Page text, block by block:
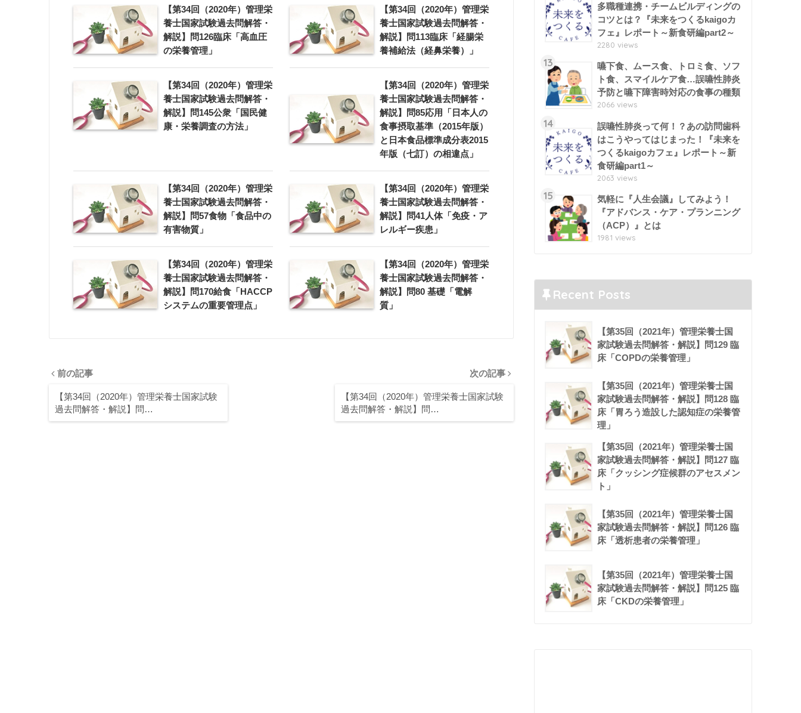
【第34回（2020年）管理栄
養士国家試験過去問解答・
解説】問126臨床「高血圧
の栄養管理」
【第34回（2020年）管理栄
養士国家試験過去問解答・
解説】問113臨床「経腸栄
養補給法（経鼻栄養）」
【第34回（2020年）管理栄
養士国家試験過去問解答・
解説】問145公衆「国民健
康・栄養調査の方法」
【第34回（2020年）管理栄
養士国家試験過去問解答・
解説】問85応用「日本人の
食事摂取基準（2015年版）
と日本食品標準成分表2015
年版（七訂）の相違点」
【第34回（2020年）管理栄
養士国家試験過去問解答・
解説】問57食物「食品中の
有害物質」
【第34回（2020年）管理栄
養士国家試験過去問解答・
解説】問41人体「免疫・ア
レルギー疾患」
【第34回（2020年）管理栄
養士国家試験過去問解答・
解説】問170給食「HACCP
システムの重要管理点」
【第34回（2020年）管理栄
養士国家試験過去問解答・
解説】問80 基礎「電解
質」
前の記事
【第34回（2020年）管理栄養士国家試験
過去問解答・解説】問…
次の記事
【第34回（2020年）管理栄養士国家試験
過去問解答・解説】問…
多職種連携・チームビルディングの
コツとは？『未来をつくるkaigoカ
フェ』レポート～新食研編part2～
2280 views
13
嚥下食、ムース食、トロミ食、ソフ
ト食、スマイルケア食…誤嚥性肺炎
予防と嚥下障害時対応の食事の種類
2066 views
14
誤嚥性肺炎って何！？あの訪問歯科
はこうやってはじまった！『未来を
つくるkaigoカフェ』レポート～新
食研編part1～
2063 views
15
気軽に『人生会議』してみよう！
『アドバンス・ケア・プランニング
（ACP）』とは
1981 views
Recent Posts
【第35回（2021年）管理栄養士国
家試験過去問解答・解説】問129 臨
床「COPDの栄養管理」
【第35回（2021年）管理栄養士国
家試験過去問解答・解説】問128 臨
床「胃ろう造設した認知症の栄養管
理」
【第35回（2021年）管理栄養士国
家試験過去問解答・解説】問127 臨
床「クッシング症候群のアセスメン
ト」
【第35回（2021年）管理栄養士国
家試験過去問解答・解説】問126 臨
床「透析患者の栄養管理」
【第35回（2021年）管理栄養士国
家試験過去問解答・解説】問125 臨
床「CKDの栄養管理」